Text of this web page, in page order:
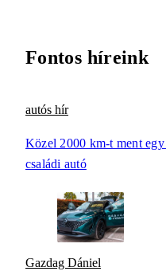
Fontos híreink
autós hír
Közel 2000 km-t ment
családi autó
Gazdag Dániel